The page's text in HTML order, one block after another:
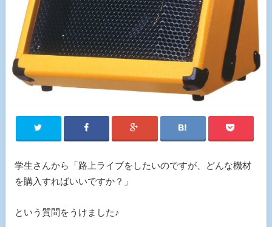
学生さんから「路上ライブをしたいのですが、どんな機材
を購入すればいいですか？」
という質問をうけました♪